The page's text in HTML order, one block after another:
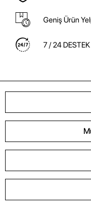
Geniş Ürün
7 / 24 DESTEK